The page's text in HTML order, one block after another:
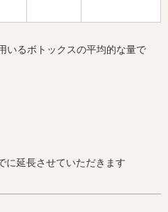
るボトックスの平均的な量で
に延長させていただきます